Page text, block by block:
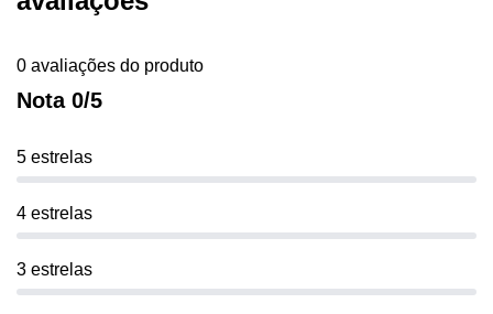
0 avaliações do produto
Nota 0/5
5 estrelas
4 estrelas
3 estrelas